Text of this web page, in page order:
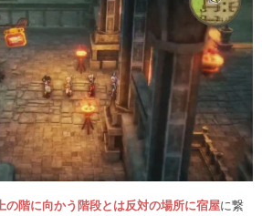
上の階に向かう階段とは反対の場所に宿屋に繋